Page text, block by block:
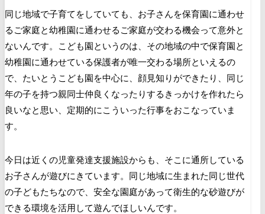
同じ地域で子育てをしていても、お子さんを保育園に通わせ
るご家庭と幼稚園に通わせるご家庭が交わる機会って意外と
ないんです。こども園というのは、その地域の中で保育園と
幼稚園に通わせている保護者が唯一交わる場所といえるの
で、たいとうこども園を中心に、顔見知りができたり、同じ
年の子を持つ親同士仲良くなったりするきっかけを作れたら
良いなと思い、定期的にこういった行事をおこなっていま
す。
今日は近くの児童発達支援施設からも、そこに通所している
お子さんが遊びにきています。同じ地域に生まれた同じ世代
の子どもたちなので、安全な園庭があって衛生的な砂遊びが
できる環境を活用して遊んでほしいんです。